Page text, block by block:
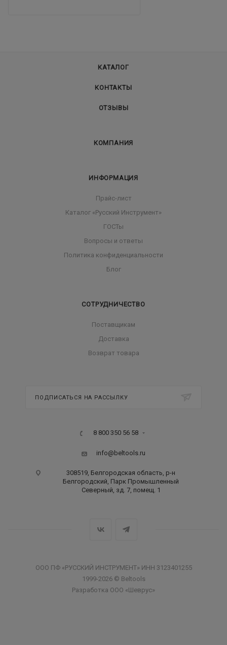
КАТАЛОГ
КОНТАКТЫ
ОТЗЫВЫ
КОМПАНИЯ
ИНФОРМАЦИЯ
Прайс-лист
Каталог «Русский Инструмент»
ГОСТы
Вопросы и ответы
Политика конфиденциальности
Блог
СОТРУДНИЧЕСТВО
Поставщикам
Доставка
Возврат товара
ПОДПИСАТЬСЯ НА РАССЫЛКУ
8 800 350 56 58
info@beltools.ru
308519, Белгородская область, р-н
Белгородский, Парк Промышленный
Северный, зд. 7, помещ. 1
ООО ПФ «РУССКИЙ ИНСТРУМЕНТ» ИНН 3123401255
1999-2026 © Beltools
Разработка ООО «Шеврус»